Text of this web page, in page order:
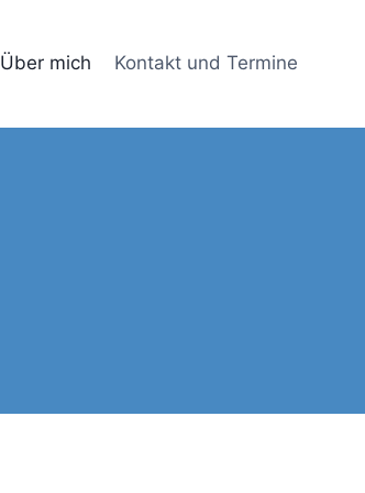
Über mich Kontakt und Termine